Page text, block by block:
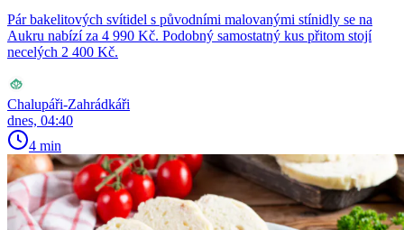
Pár bakelitových svítidel s původními malovanými stínidly se na
Aukru nabízí za 4 990 Kč. Podobný samostatný kus přitom stojí
necelých 2 400 Kč.
Chalupáři-Zahrádkáři
dnes, 04:40
4 min